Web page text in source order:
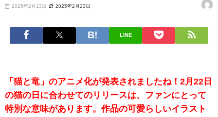
2025年2月23日 2025年2月23日
LINE
「猫と竜」のアニメ化が発表されましたね！2月22日
の猫の日に合わせてのリリースは、ファンにとって
特別な意味があります。作品の可愛らしいイラスト